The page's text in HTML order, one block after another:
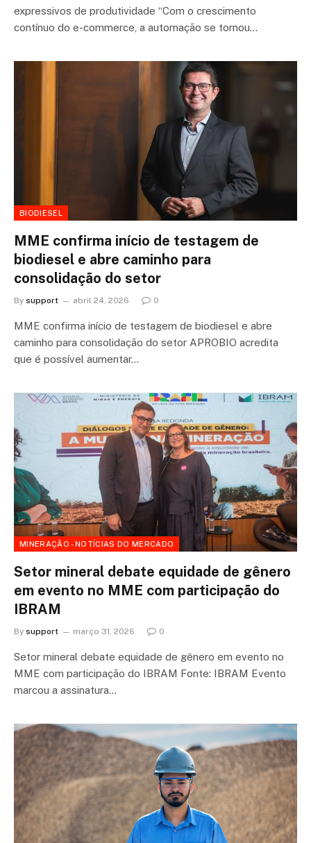
expressivos de produtividade “Com o crescimento
contínuo do e-commerce, a automação se tornou…
BIODIESEL
MME confirma início de testagem de
biodiesel e abre caminho para
consolidação do setor
By support abril 24, 2026 0
MME confirma início de testagem de biodiesel e abre
caminho para consolidação do setor APROBIO acredita
que é possível aumentar…
MINERAÇÃO - NOTÍCIAS DO MERCADO
Setor mineral debate equidade de gênero
em evento no MME com participação do
IBRAM
By support março 31, 2026 0
Setor mineral debate equidade de gênero em evento no
MME com participação do IBRAM Fonte: IBRAM Evento
marcou a assinatura…